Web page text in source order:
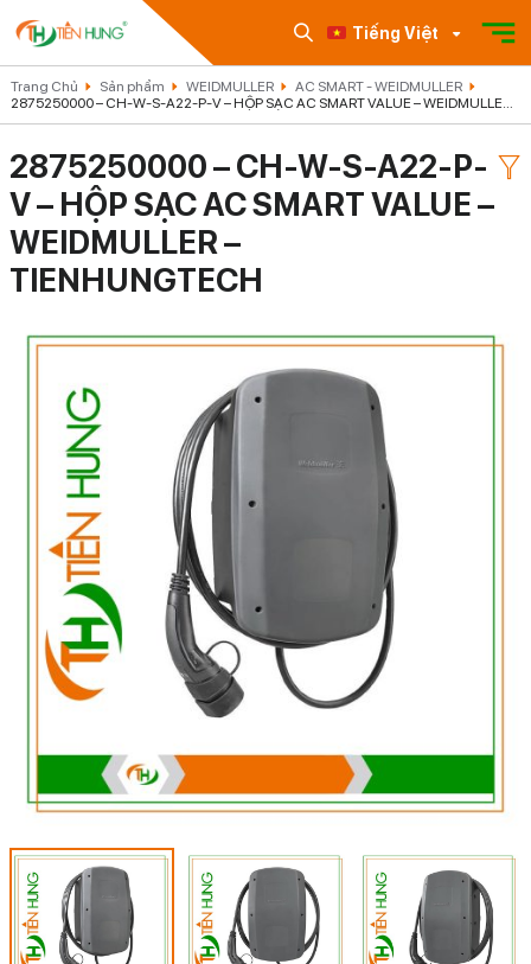
Tiếng Việt
Trang Chủ Sản phẩm WEIDMULLER
AC SMART - WEIDMULLER
2875250000 – CH-W-S-A22-P-V – HỘP SẠC AC SMART VALUE – WEIDMULLER –
TIENHUNGTECH
2875250000 – CH-W-S-A22-P-
V – HỘP SẠC AC SMART VALUE –
WEIDMULLER –
TIENHUNGTECH